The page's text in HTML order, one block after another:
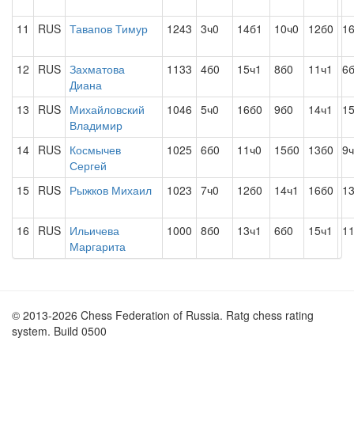
11 RUS Тавапов Тимур 1243 3ч0 14б1 10ч0 12б0
12 RUS Захматова
Диана
1133 4б0 15ч1 8б0 11ч1
13 RUS Михайловский
Владимир
1046 5ч0 16б0 9б0 14ч1
14 RUS Космычев
Сергей
1025 6б0 11ч0 15б0 13б0
15 RUS Рыжков Михаил 1023 7ч0 12б0 14ч1 16б0
16 RUS Ильичева
Маргарита
1000 8б0 13ч1 6б0 15ч1
© 2013-2026 Chess Federation of Russia. Ratg chess rating
system. Build 0500